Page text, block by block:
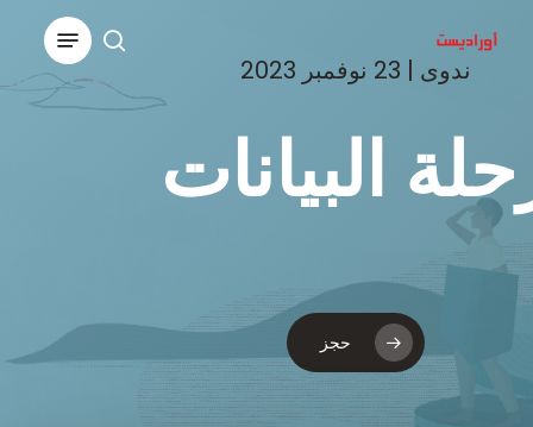
search
Menu
ندوى | 23 نوفمبر 2023
البيانات
حجز
Close